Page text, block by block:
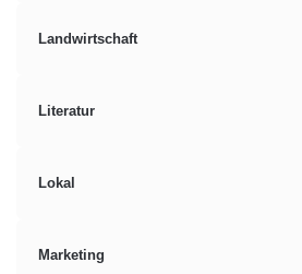
Landwirtschaft
Literatur
Lokal
Marketing